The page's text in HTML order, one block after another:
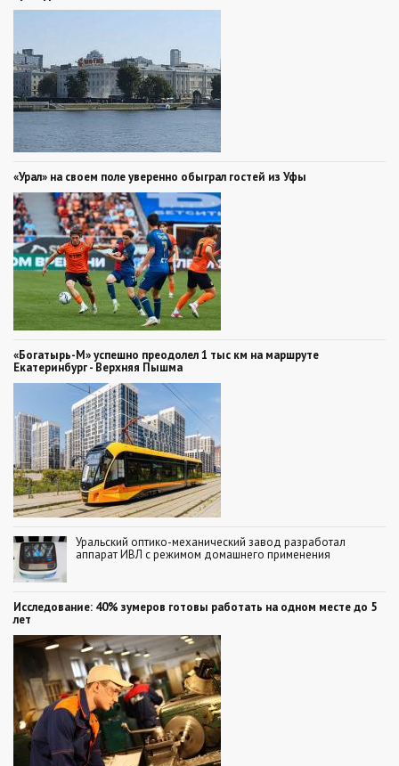
«Урал» на своем поле уверенно обыграл гостей из Уфы
«Богатырь-М» успешно преодолел 1 тыс км на маршруте
Екатеринбург - Верхняя Пышма
Уральский оптико-механический завод разработал
аппарат ИВЛ с режимом домашнего применения
Исследование: 40% зумеров готовы работать на одном месте до 5
лет